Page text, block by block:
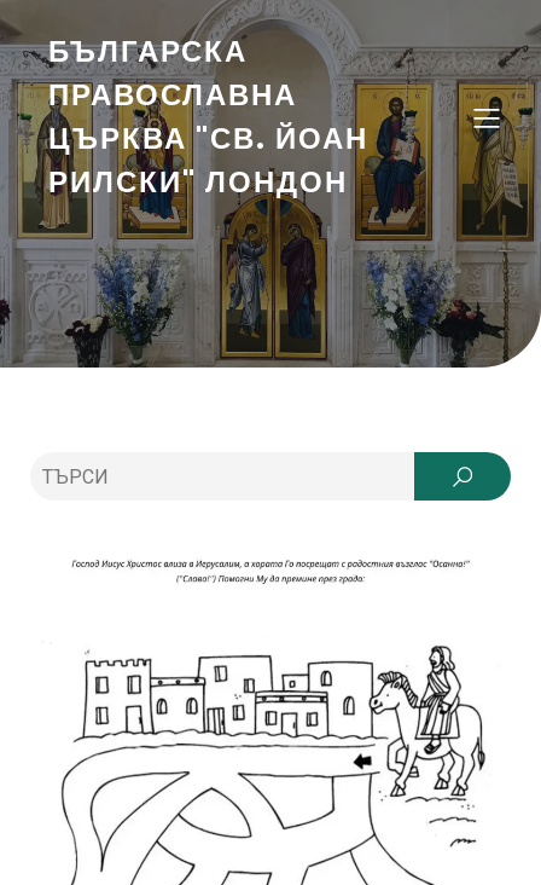
БЪЛГАРСКА
ПРАВОСЛАВНА
ЦЪРКВА "СВ. ЙОАН
РИЛСКИ" ЛОНДОН